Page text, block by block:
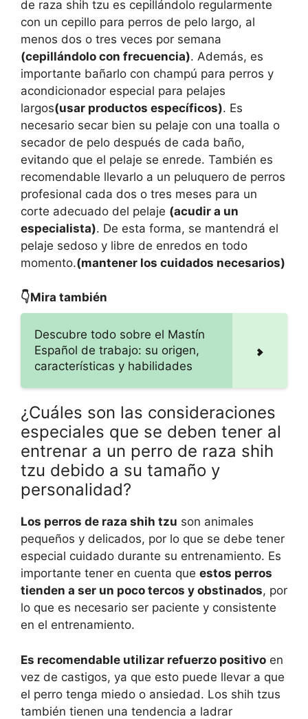
de raza shih tzu es cepillándolo regularmente
con un cepillo para perros de pelo largo, al
menos dos o tres veces por semana
(cepillándolo con frecuencia). Además, es
importante bañarlo con champú para perros y
acondicionador especial para pelajes
largos(usar productos específicos). Es
necesario secar bien su pelaje con una toalla o
secador de pelo después de cada baño,
evitando que el pelaje se enrede. También es
recomendable llevarlo a un peluquero de perros
profesional cada dos o tres meses para un
corte adecuado del pelaje (acudir a un
especialista). De esta forma, se mantendrá el
pelaje sedoso y libre de enredos en todo
momento.(mantener los cuidados necesarios)
👇Mira también
Descubre todo sobre el Mastín
Español de trabajo: su origen,
características y habilidades
¿Cuáles son las consideraciones
especiales que se deben tener al
entrenar a un perro de raza shih
tzu debido a su tamaño y
personalidad?
Los perros de raza shih tzu son animales
pequeños y delicados, por lo que se debe tener
especial cuidado durante su entrenamiento. Es
importante tener en cuenta que estos perros
tienden a ser un poco tercos y obstinados, por
lo que es necesario ser paciente y consistente
en el entrenamiento.
Es recomendable utilizar refuerzo positivo en
vez de castigos, ya que esto puede llevar a que
el perro tenga miedo o ansiedad. Los shih tzus
también tienen una tendencia a ladrar